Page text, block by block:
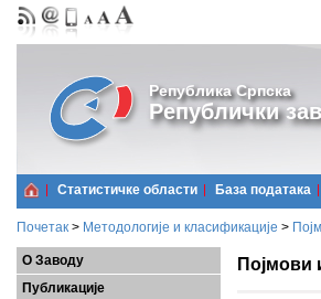
Република Српска
Републички
Статистичке области Базa података
Почетак > Методологије и класификације >
О Заводу
Публикације
Појмови